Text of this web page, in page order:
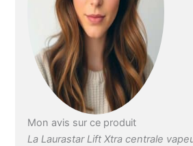
parfait de
grâce à la
Steam
régler la
Facile à
déplacer et
Mon avis sur ce produit
La Laurastar Lift Xtra centrale